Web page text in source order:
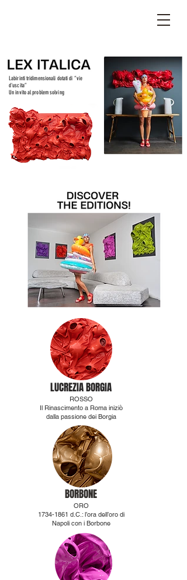
Labirinti tridimensionali dotati di “vie
d'uscita”
Un invito al problem solving
LUCREZIA BORGIA
ROSSO
Il Rinascimento a Roma iniziò
dalla passione dei Borgia
BORBONE
ORO
1734-1861 d.C.: l’ora dell’oro di
Napoli con i Borbone